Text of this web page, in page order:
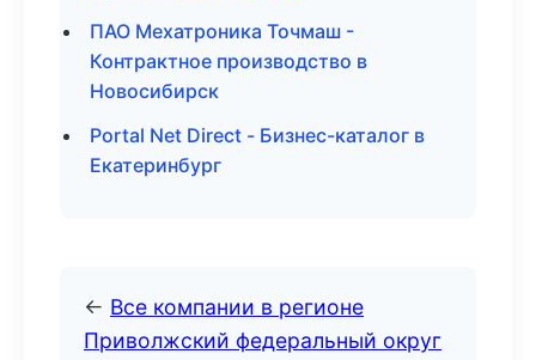
ПАО Мехатроника Точмаш -
Контрактное производство в
Новосибирск
Portal Net Direct - Бизнес-каталог в
Екатеринбург
← Все компании в регионе
Приволжский федеральный округ